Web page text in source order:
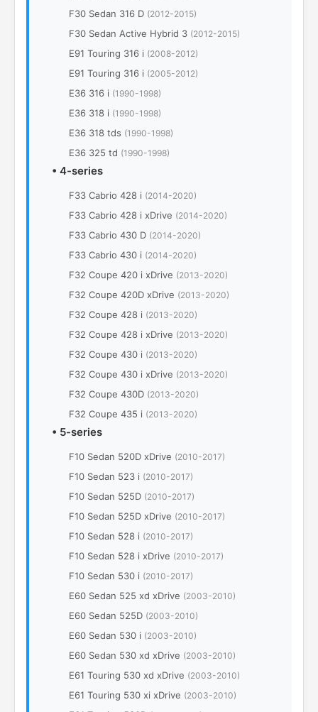
F30 Sedan 316 D (2012-2015)
F30 Sedan Active Hybrid 3 (2012-2015)
E91 Touring 316 i (2008-2012)
E91 Touring 316 i (2005-2012)
E36 316 i (1990-1998)
E36 318 i (1990-1998)
E36 318 tds (1990-1998)
E36 325 td (1990-1998)
• 4-series
F33 Cabrio 428 i (2014-2020)
F33 Cabrio 428 i xDrive (2014-2020)
F33 Cabrio 430 D (2014-2020)
F33 Cabrio 430 i (2014-2020)
F32 Coupe 420 i xDrive (2013-2020)
F32 Coupe 420D xDrive (2013-2020)
F32 Coupe 428 i (2013-2020)
F32 Coupe 428 i xDrive (2013-2020)
F32 Coupe 430 i (2013-2020)
F32 Coupe 430 i xDrive (2013-2020)
F32 Coupe 430D (2013-2020)
F32 Coupe 435 i (2013-2020)
• 5-series
F10 Sedan 520D xDrive (2010-2017)
F10 Sedan 523 i (2010-2017)
F10 Sedan 525D (2010-2017)
F10 Sedan 525D xDrive (2010-2017)
F10 Sedan 528 i (2010-2017)
F10 Sedan 528 i xDrive (2010-2017)
F10 Sedan 530 i (2010-2017)
E60 Sedan 525 xd xDrive (2003-2010)
E60 Sedan 525D (2003-2010)
E60 Sedan 530 i (2003-2010)
E60 Sedan 530 xd xDrive (2003-2010)
E61 Touring 530 xd xDrive (2003-2010)
E61 Touring 530 xi xDrive (2003-2010)